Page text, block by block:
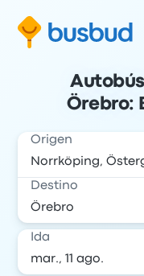
Örebro:
Origen
Destino
Ida